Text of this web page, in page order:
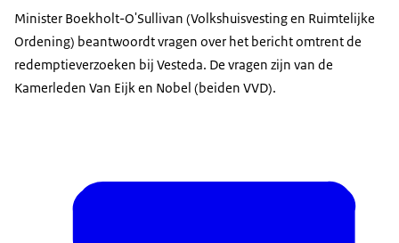
Minister Boekholt-O'Sullivan (Volkshuisvesting en Ruimtelijke
Ordening) beantwoordt vragen over het bericht omtrent de
redemptieverzoeken bij Vesteda. De vragen zijn van de
Kamerleden Van Eijk en Nobel (beiden VVD).